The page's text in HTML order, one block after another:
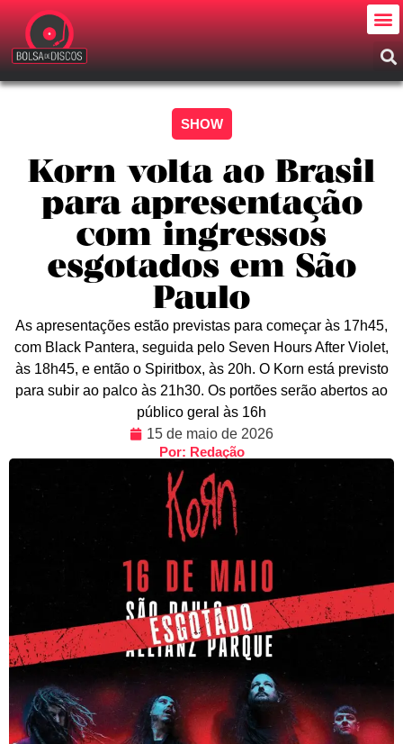
SHOW
Korn volta ao Brasil
para apresentação
com ingressos
esgotados em São
Paulo
As apresentações estão previstas para começar às 17h45,
com Black Pantera, seguida pelo Seven Hours After Violet,
às 18h45, e então o Spiritbox, às 20h. O Korn está previsto
para subir ao palco às 21h30. Os portões serão abertos ao
público geral às 16h
15 de maio de 2026
Por: Redação